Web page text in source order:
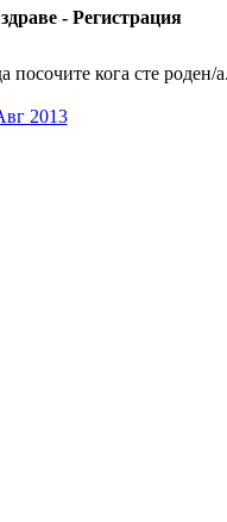
- Регистрация
посочите кога сте роден/а.
2013